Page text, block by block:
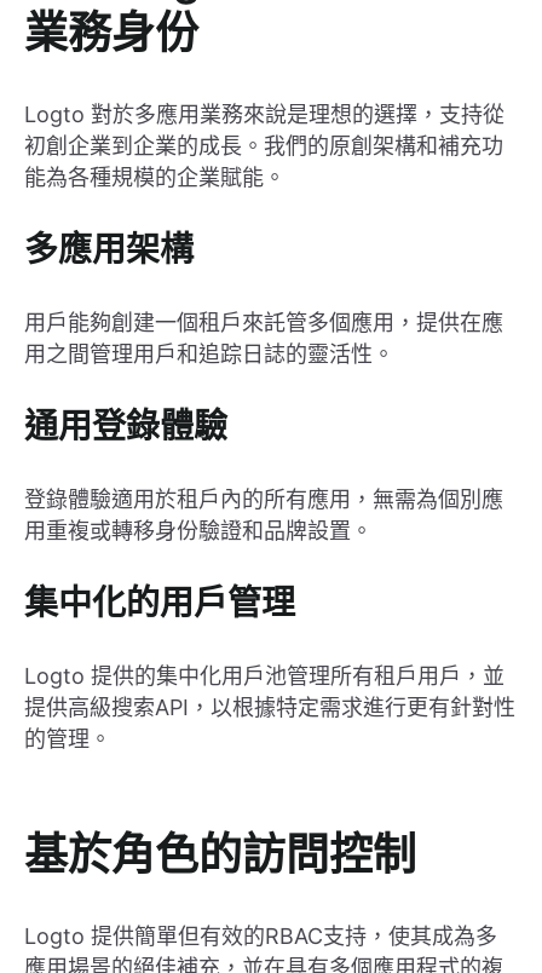
業務身份
Logto 對於多應用業務來說是理想的選擇，支持從
初創企業到企業的成長。我們的原創架構和補充功
能為各種規模的企業賦能。
多應用架構
用戶能夠創建一個租戶來託管多個應用，提供在應
用之間管理用戶和追踪日誌的靈活性。
通用登錄體驗
登錄體驗適用於租戶內的所有應用，無需為個別應
用重複或轉移身份驗證和品牌設置。
集中化的用戶管理
Logto 提供的集中化用戶池管理所有租戶用戶，並
提供高級搜索API，以根據特定需求進行更有針對性
的管理。
基於角色的訪問控制
Logto 提供簡單但有效的RBAC支持，使其成為多
應用場景的絕佳補充，並在具有多個應用程式的複